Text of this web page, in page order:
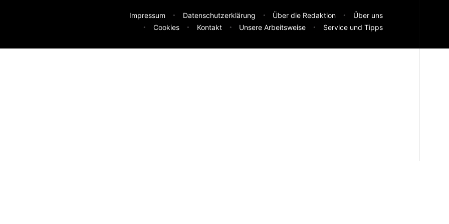
Impressum Datenschutzerklärung Über die Redaktion
Über uns
Cookies
Kontakt Unsere Arbeitsweise Service und Tipps